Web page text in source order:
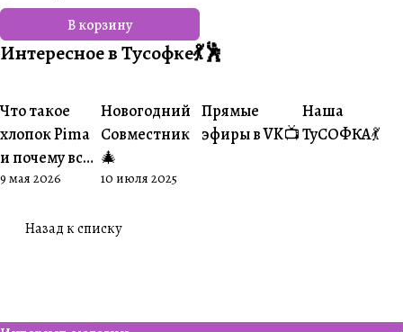
В корзину
Интересное в Тусофке💃🕺
#О пряже
Что такое
хлопок Pima
и почему все
его обожают
9 мая 2026
#Совместники
Новогодний
Совместник
🎄
10 июля 2025
#Житуха
Прямые
эфиры в VK📺
Наша
ТуСОФКА💃
Назад к списку